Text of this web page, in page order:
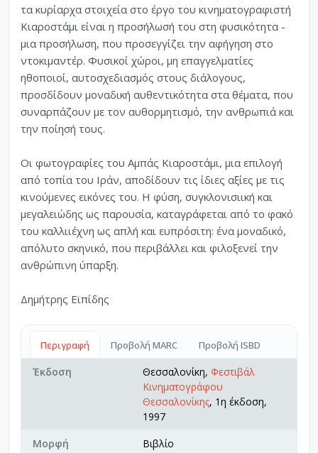
τα κυρίαρχα στοιχεία στο έργο του κινηματογραφιστή
Κιαροστάμι είναι η προσήλωσή του στη φυσικότητα -
μια προσήλωση, που προσεγγίζει την αφήγηση στο
ντοκιμαντέρ. Φυσικοί χώροι, μη επαγγελματίες
ηθοποιοί, αυτοσχεδιασμός στους διάλογους,
προσδίδουν μοναδική αυθεντικότητα στα θέματα, που
συναρπάζουν με τον αυθορμητισμό, την ανθρωπιά και
την ποίησή τους.
Οι φωτογραφίες του Αμπάς Κιαροστάμι, μια επιλογή
από τοπία του Ιράν, αποδίδουν τις ίδιες αξίες με τις
κινούμενες εικόνες του. Η φύση, συγκλονισιική και
μεγαλειώδης ως παρουσία, καταγράφεται από το φακό
του καλλιιέχνη ως απλή και ευπρόσιτη: ένα μοναδικό,
απόλυτο σκηνικό, που περιβάλλει και φιλοξενεί την
ανθρώπινη ύπαρξη.
Δημήτρης Εϊπίδης
Περιγραφή Προβολή MARC Προβολή ISBD
Έκδοση Θεσσαλονίκη, Φεστιβάλ
Κινηματογράφου
Θεσσαλονίκης, 1η έκδοση,
1997
Μορφή
Βιβλίο